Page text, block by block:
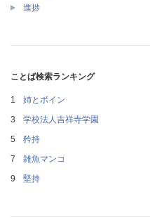
進捗
ことば検索ランキング
姉とボイン
学校法人吉祥寺学園
矜持
雑魚マンコ
堅持